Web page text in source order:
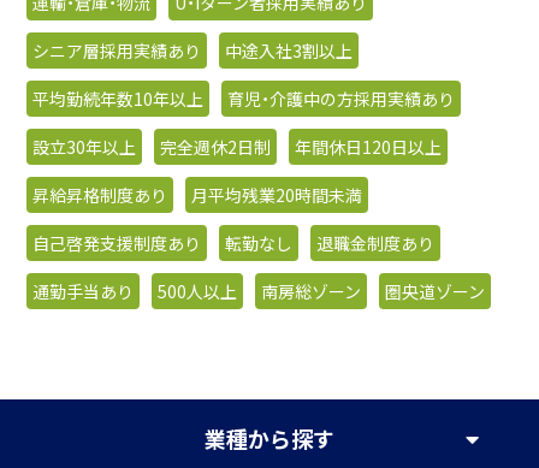
シニア層採用実績あり
中途入社3割以上
平均勤続年数10年以上
育児・介護中の方採用実績あり
設立30年以上
完全週休2日制
年間休日120日以上
昇給昇格制度あり
月平均残業20時間未満
自己啓発支援制度あり
転勤なし
退職金制度あり
通勤手当あり
500人以上 南房総ゾーン 圏央道ゾーン
業種から探す